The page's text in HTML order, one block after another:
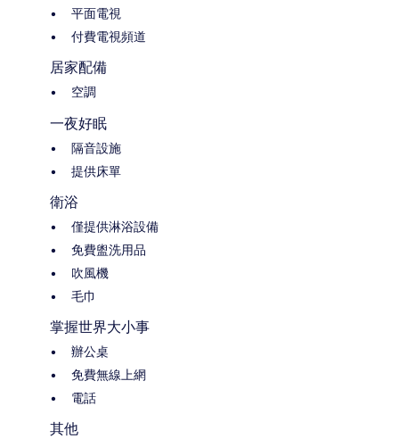
平面電視
付費電視頻道
居家配備
空調
一夜好眠
隔音設施
提供床單
衛浴
僅提供淋浴設備
免費盥洗用品
吹風機
毛巾
掌握世界大小事
辦公桌
免費無線上網
電話
其他